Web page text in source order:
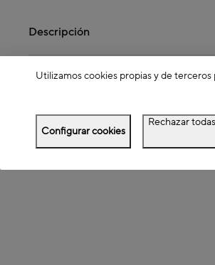
Descripción
Dimensiones
Utilizamos cookies propias y de
Configurar cookies
Rechazar